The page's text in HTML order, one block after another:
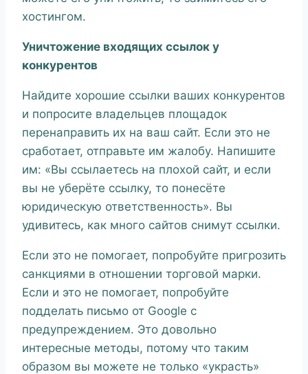
хостингом.
Уничтожение входящих ссылок у
конкурентов
Найдите хорошие ссылки ваших конкурентов
и попросите владельцев площадок
перенаправить их на ваш сайт. Если это не
сработает, отправьте им жалобу. Напишите
им: «Вы ссылаетесь на плохой сайт, и если
вы не уберёте ссылку, то понесёте
юридическую ответственность». Вы
удивитесь, как много сайтов снимут ссылки.
Если это не помогает, попробуйте пригрозить
санкциями в отношении торговой марки.
Если и это не помогает, попробуйте
подделать письмо от Google с
предупреждением. Это довольно
интересные методы, потому что таким
образом вы можете не только «украсть»